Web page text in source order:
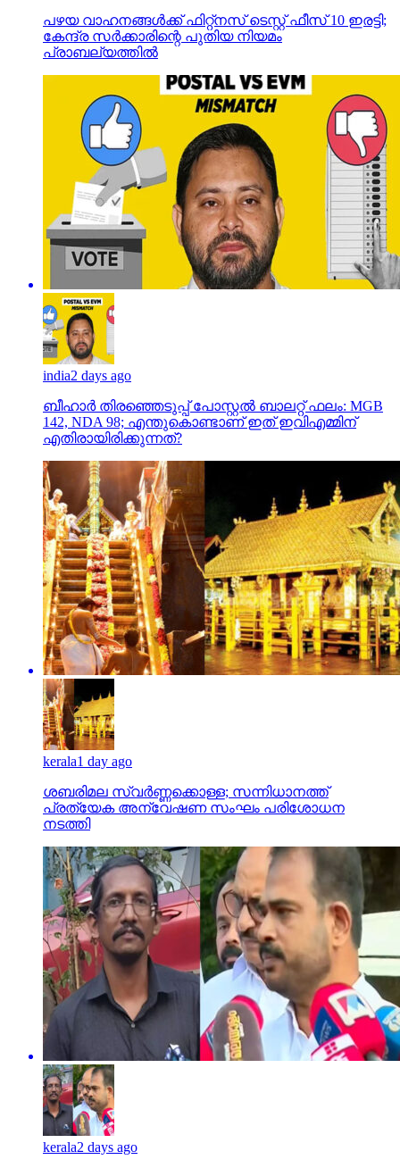
പഴയ വാഹനങ്ങള്‍ക്ക് ഫിറ്റ്‌നസ് ടെസ്റ്റ് ഫീസ് 10 ഇരട്ടി;
കേന്ദ്ര സര്‍ക്കാരിന്റെ പുതിയ നിയമം
പ്രാബല്യത്തില്‍
india2 days ago
ബീഹാർ തിരഞ്ഞെടുപ്പ് പോസ്റ്റൽ ബാലറ്റ് ഫലം: MGB
142, NDA 98; എന്തുകൊണ്ടാണ് ഇത് ഇവിഎമ്മിന്
എതിരായിരിക്കുന്നത്?
kerala1 day ago
ശബരിമല സ്വര്‍ണ്ണക്കൊള്ള; സന്നിധാനത്ത്
പ്രത്യേക അന്വേഷണ സംഘം പരിശോധന
നടത്തി
kerala2 days ago